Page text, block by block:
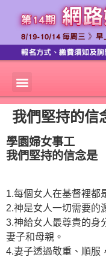
我們堅持的信
學園婦女事工
我們堅持的信念是
1.每個女人在基督裡都
2.神是女人一切需要的
3.神給女人最尊貴的身
妻子和母親。
4.妻子透過敬重、順服